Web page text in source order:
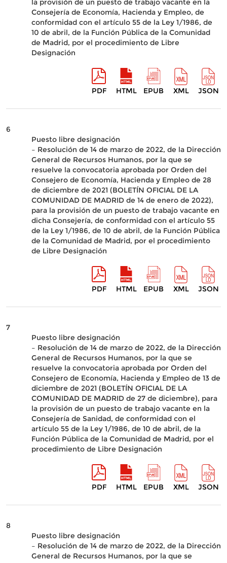
la provisión de un puesto de trabajo vacante en la
Consejería de Economía, Hacienda y Empleo, de
conformidad con el artículo 55 de la Ley 1/1986, de
10 de abril, de la Función Pública de la Comunidad
de Madrid, por el procedimiento de Libre
Designación
PDF HTML EPUB XML JSON
6
Puesto libre designación
– Resolución de 14 de marzo de 2022, de la Dirección
General de Recursos Humanos, por la que se
resuelve la convocatoria aprobada por Orden del
Consejero de Economía, Hacienda y Empleo de 28
de diciembre de 2021 (BOLETÍN OFICIAL DE LA
COMUNIDAD DE MADRID de 14 de enero de 2022),
para la provisión de un puesto de trabajo vacante en
dicha Consejería, de conformidad con el artículo 55
de la Ley 1/1986, de 10 de abril, de la Función Pública
de la Comunidad de Madrid, por el procedimiento
de Libre Designación
PDF HTML EPUB XML JSON
7
Puesto libre designación
– Resolución de 14 de marzo de 2022, de la Dirección
General de Recursos Humanos, por la que se
resuelve la convocatoria aprobada por Orden del
Consejero de Economía, Hacienda y Empleo de 13 de
diciembre de 2021 (BOLETÍN OFICIAL DE LA
COMUNIDAD DE MADRID de 27 de diciembre), para
la provisión de un puesto de trabajo vacante en la
Consejería de Sanidad, de conformidad con el
artículo 55 de la Ley 1/1986, de 10 de abril, de la
Función Pública de la Comunidad de Madrid, por el
procedimiento de Libre Designación
PDF HTML EPUB XML JSON
8
Puesto libre designación
– Resolución de 14 de marzo de 2022, de la Dirección
General de Recursos Humanos, por la que se